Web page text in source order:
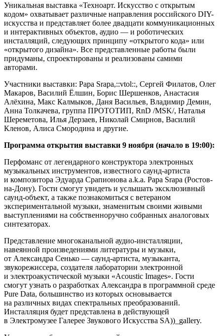
Уникальная выставка «Техноарт. Искусство с открытым
кодом» охватывает различные направления российского DIY-
искусства и представляет более двадцати коммуникационных
и интерактивных объектов, аудио — и роботических
инсталляций, следующих принципу «открытого кода» или
«открытого дизайна». Все представленные работы были
придуманы, спроектированы и реализованы самими
авторами.
Участники выставки: Papa Srapa,::vtol::, Сергей Филатов, Олег
Макаров, Василий Ёлшин, Борис Шершенков, Анастасия
Алёхина, Макс Калмыков, Даня Васильев, Владимир Демин,
Анна Толкачева, группа ПРОТОТИП, RnD /MSK/, Наталья
Шереметова, Илья Дерзаев, Николай Смирнов, Василий
Кленов, Алиса Смородина и другие.
Программа открытия выставки 9 ноября (начало в 19:00):
Перфоманс от легендарного конструктора электронных
музыкальных инструментов, известного саунд-артиста
и композитора Эдуарда Срапионова a.k.a. Papa Srapa (Ростов-
на-Дону). Гости смогут увидеть и услышать эксклюзивный
саунд-объект, а также познакомиться с ветераном
экспериментальной музыки, знаменитым своими живыми
выступлениями на собственноручно собранных аналоговых
синтезаторах.
Представление многоканальной аудио-инсталляции,
навеянной произведениями литературы и музыки,
от Александра Сенько — саунд-артиста, музыканта,
звукорежиссера, создателя лаборатории электронной
и электроакустической музыки «Acoustic Images». Гости
смогут узнать о разработках Александра в программной среде
Pure Data, большинство из которых основывается
на различных видах спектральных преобразований.
Инсталляция будет представлена в действующей
в Электромузее Галерее Звукового Искусства SA))_gallery.